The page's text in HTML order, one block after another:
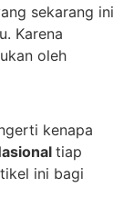
sekarang ini
Karena
oleh
kenapa
tiap
ini bagi